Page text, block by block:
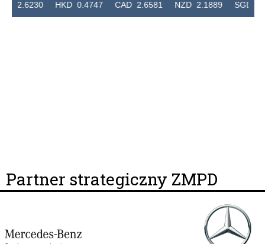
HKD 0.4747 CAD 2.6581 NZD 2.1889 SGD
Partner strategiczny ZMPD